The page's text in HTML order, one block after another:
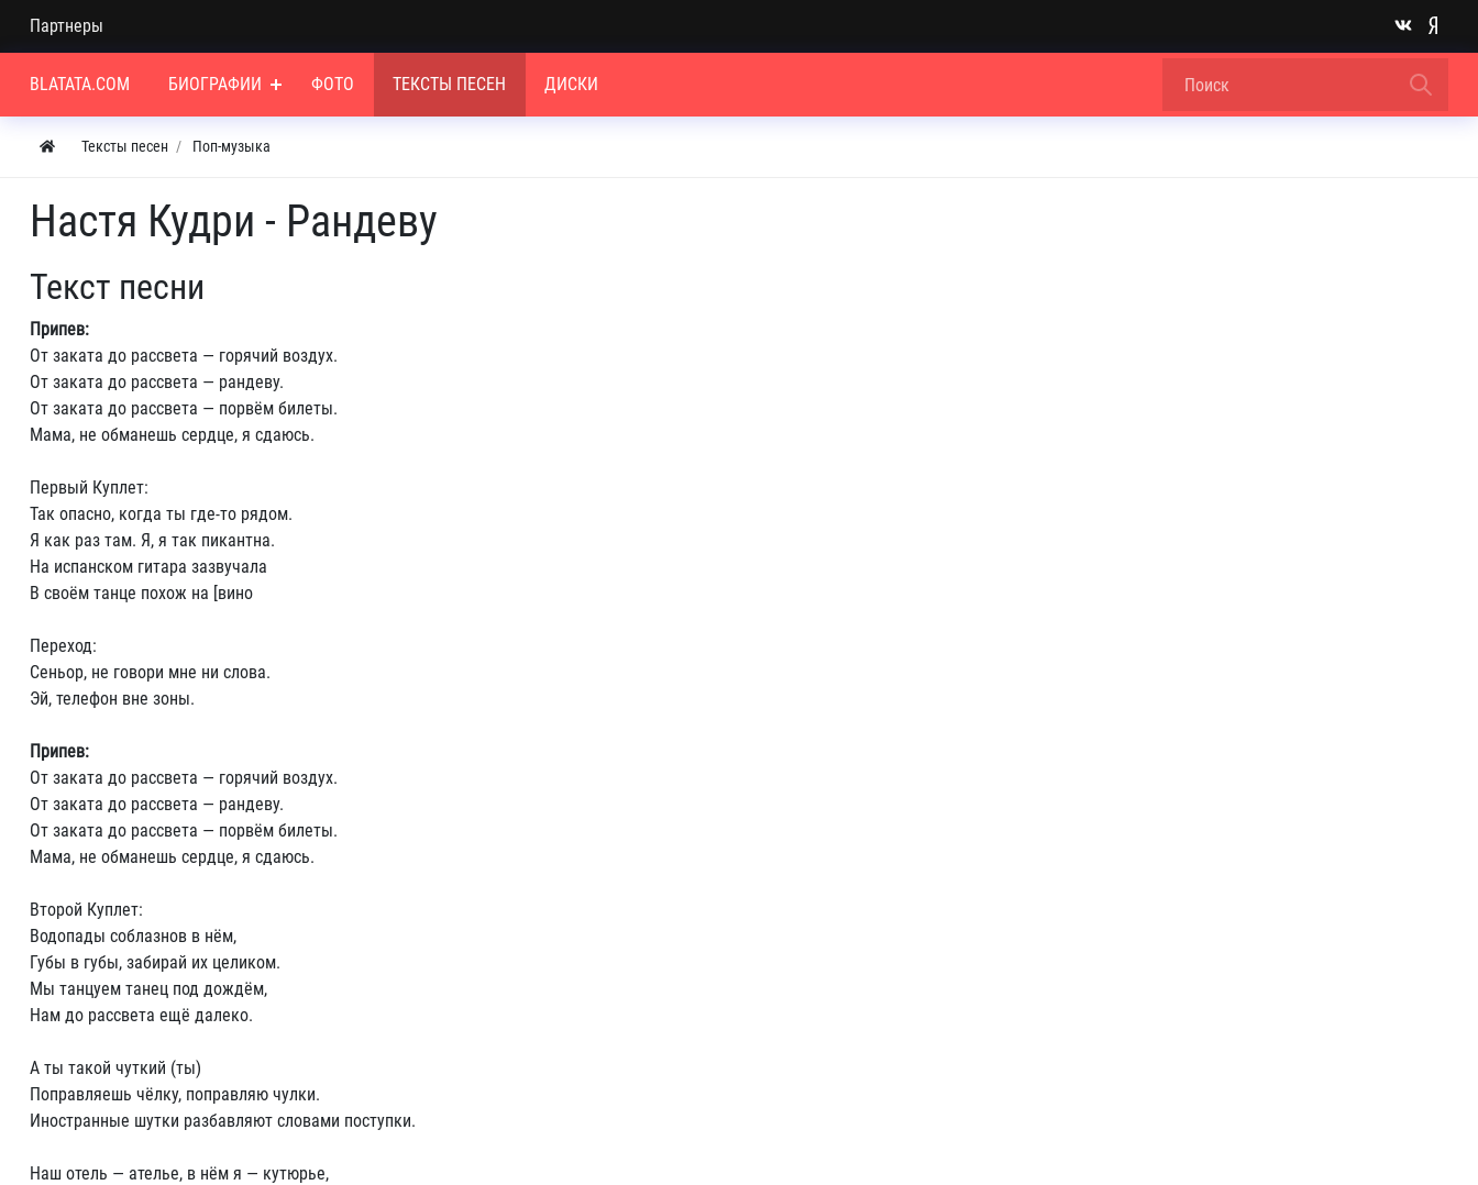
Партнеры
BLATATA.COM БИОГРАФИИ ФОТО ТЕКСТЫ ПЕСЕН ДИСКИ
Тексты песен Поп-музыка
Настя Кудри - Рандеву
Текст песни
Припев:
От заката до рассвета — горячий воздух.
От заката до рассвета — рандеву.
От заката до рассвета — порвём билеты.
Мама, не обманешь сердце, я сдаюсь.
Первый Куплет:
Так опасно, когда ты где-то рядом.
Я как раз там. Я, я так пикантна.
На испанском гитара зазвучала
В своём танце похож на [вино
Переход:
Сеньор, не говори мне ни слова.
Эй, телефон вне зоны.
Припев:
От заката до рассвета — горячий воздух.
От заката до рассвета — рандеву.
От заката до рассвета — порвём билеты.
Мама, не обманешь сердце, я сдаюсь.
Второй Куплет:
Водопады соблазнов в нём,
Губы в губы, забирай их целиком.
Мы танцуем танец под дождём,
Нам до рассвета ещё далеко.
А ты такой чуткий (ты)
Поправляешь чёлку, поправляю чулки.
Иностранные шутки разбавляют словами поступки.
Наш отель — ателье, в нём я — кутюрье,